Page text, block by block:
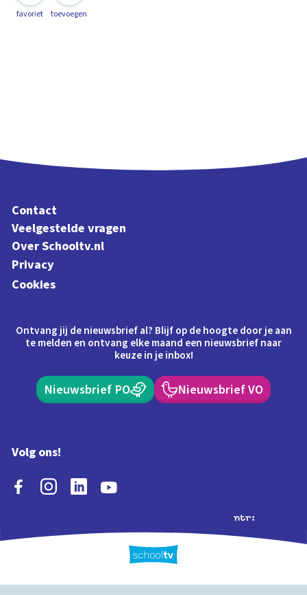
favoriet toevoegen
Contact
Veelgestelde vragen
Over Schooltv.nl
Privacy
Cookies
Ontvang jij de nieuwsbrief al? Blijf op de hoogte door je aan
te melden en ontvang elke maand een nieuwsbrief naar
keuze in je inbox!
Nieuwsbrief PO Nieuwsbrief VO
Volg ons!